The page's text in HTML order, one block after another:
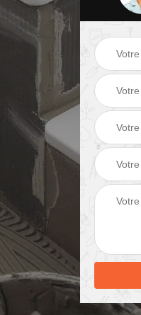
Carreleur pose de
carrelage 82